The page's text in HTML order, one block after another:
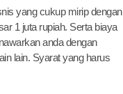
yang cukup mirip dengan
1 juta rupiah. Serta biaya
anda dengan
lain. Syarat yang harus